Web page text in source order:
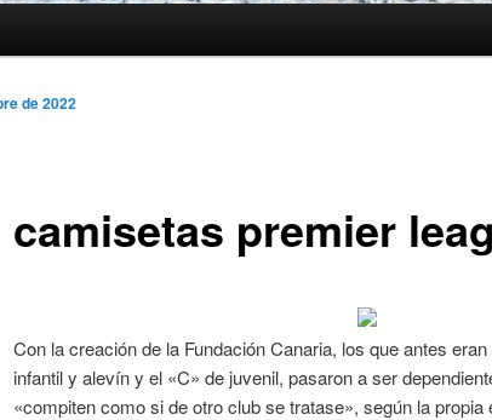
camisetas premier
de 2022
Con la creación de la Fundación Canaria, los que antes
infantil y alevín y el «C» de juvenil, pasaron a ser
«compiten como si de otro club se tratase», según la